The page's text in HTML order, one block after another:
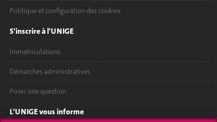
Politique et configuration des cookies
S'inscrire à l'UNIGE
Immatriculations
Démarches administratives
Poser une question
L'UNIGE vous informe